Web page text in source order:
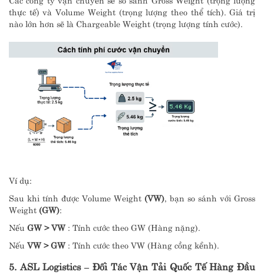
thực tế) và Volume Weight (trọng lượng theo thể tích). Giá trị
nào lớn hơn sẽ là Chargeable Weight (trọng lượng tính cước).
Ví dụ:
Sau khi tính được Volume Weight (VW), bạn so sánh với Gross
Weight (GW):
Nếu GW > VW : Tính cước theo GW (Hàng nặng).
Nếu VW > GW: Tính cước theo VW (Hàng cồng kềnh).
5. ASL Logistics – Đối Tác Vận Tải Quốc Tế Hàng Đầu